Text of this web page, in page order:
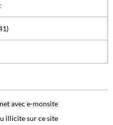
avec e-monsite
illicite sur ce site